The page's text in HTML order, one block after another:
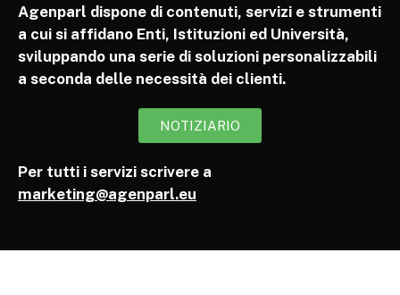
Agenparl dispone di contenuti, servizi e strumenti
a cui si affidano Enti, Istituzioni ed Università,
sviluppando una serie di soluzioni personalizzabili
a seconda delle necessità dei clienti.
NOTIZIARIO
Per tutti i servizi scrivere a
marketing@agenparl.eu